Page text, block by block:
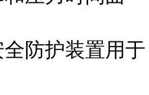
防护装置用于